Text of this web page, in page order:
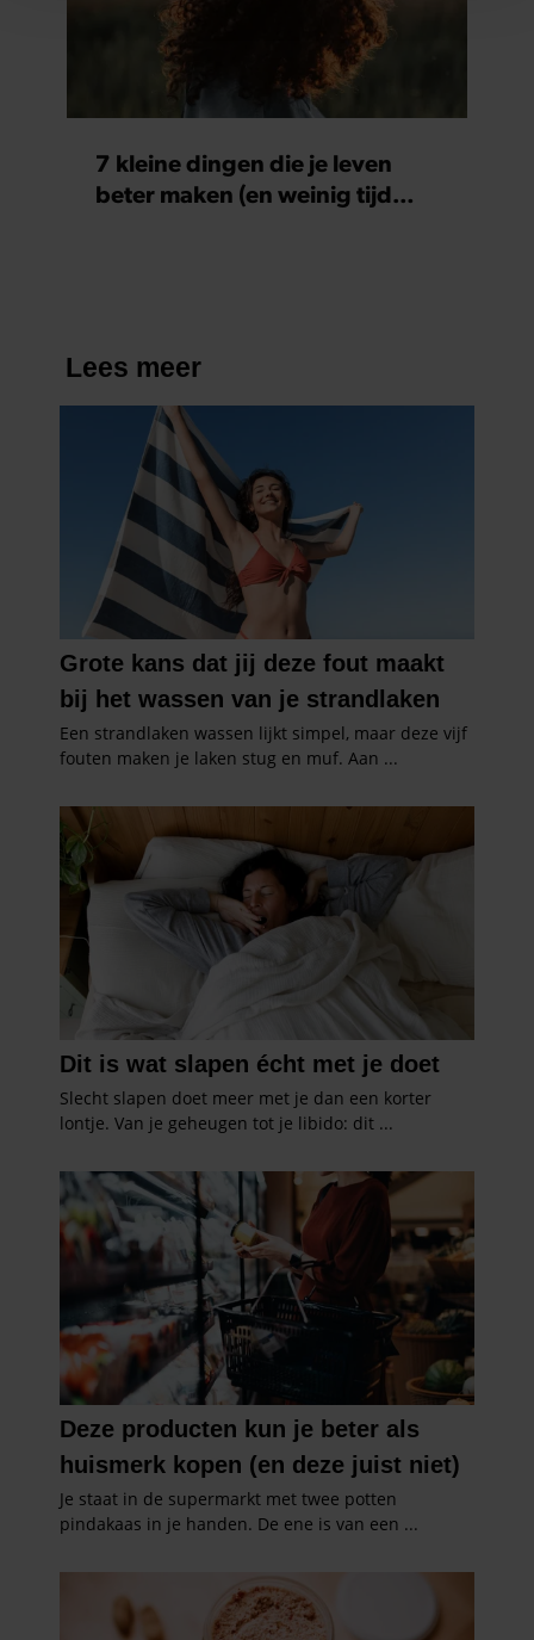
en om ons websiteverkeer te analyseren. Ook delen we
informatie over uw gebruik van onze site met onze
partners voor social media, adverteren en analyse. Deze
partners kunnen deze gegevens combineren met andere
verzameld op basis van uw gebruik van hun services. U
gaat akkoord met onze cookies als u onze website blijft
7 kleine dingen die je leven
beter maken (en weinig tijd